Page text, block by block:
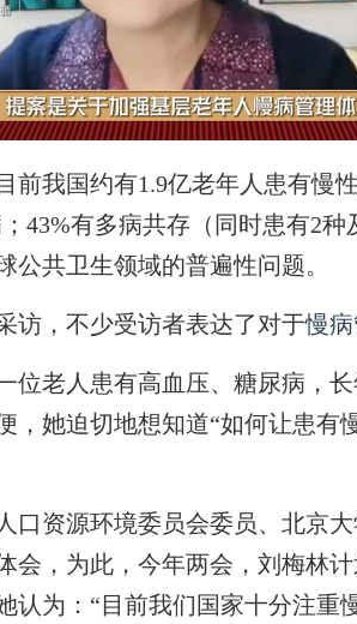
我国约有1.9亿老年人患有慢
43%有多病共存（同时患有2
共卫生领域的普遍性问题。
，不少受访者表达了对于慢
老人患有高血压、糖尿病，长
她迫切地想知道“如何让患有
资源环境委员会委员、北京大
会，为此，今年两会，刘梅林
认为：“目前我们国家十分注重